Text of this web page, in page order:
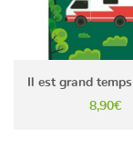
8,90€